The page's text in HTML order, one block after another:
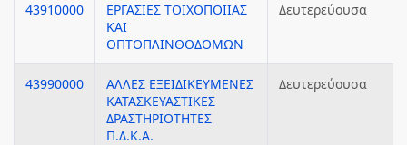
43910000
ΕΡΓΑΣΙΕΣ ΤΟΙΧΟΠΟΙΙΑΣ
ΚΑΙ
ΟΠΤΟΠΛΙΝΘΟΔΟΜΩΝ
Δευτερεύουσα
43990000
ΑΛΛΕΣ ΕΞΕΙΔΙΚΕΥΜΕΝΕΣ
ΚΑΤΑΣΚΕΥΑΣΤΙΚΕΣ
ΔΡΑΣΤΗΡΙΟΤΗΤΕΣ
Π.Δ.Κ.Α.
Δευτερεύουσα